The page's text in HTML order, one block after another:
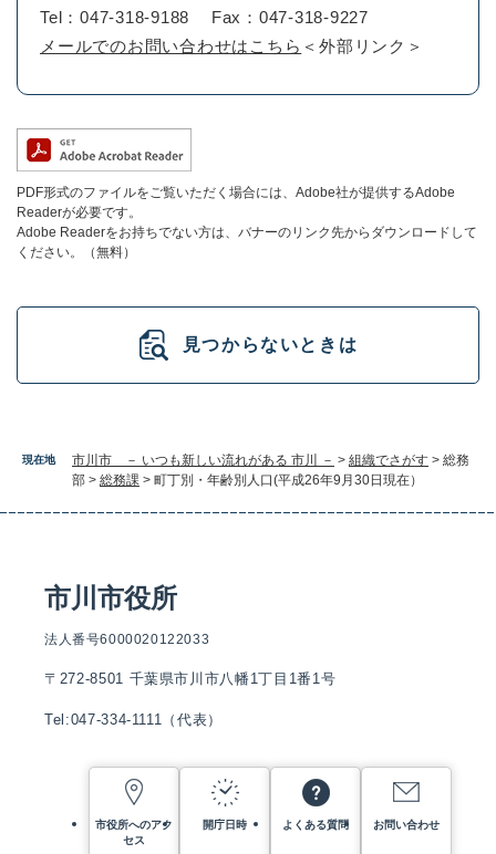
現在地 市川市 － いつも新しい流れがある 市川 － > 組織でさがす > 総務
部 > 総務課 > 町丁別・年齢別人口(平成26年9月30日現在）
Tel：047-318-9188
Fax：047-318-9227
メールでのお問い合わせはこちら ＜外部リンク＞
PDF形式のファイルをご覧いただく場合には、Adobe社が提供するAdobe
Readerが必要です。
Adobe Readerをお持ちでない方は、バナーのリンク先からダウンロードして
ください。（無料）
見つからないときは
市川市役所
法人番号6000020122033
〒272-8501 千葉県市川市八幡1丁目1番1号
Tel:047-334-1111（代表）
市役所へのアク
セス
開庁日時 よくある質問 お問い合わせ